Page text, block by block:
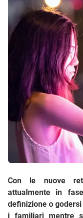
Con le nuove
attualmente in
definizione o
i familiari mentre